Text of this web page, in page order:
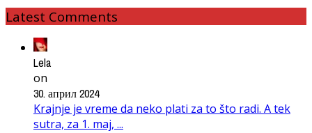
Latest Comments
Lela
on
30. април 2024
Krajnje je vreme da neko plati za to što radi. A tek
sutra, za 1. maj, ...